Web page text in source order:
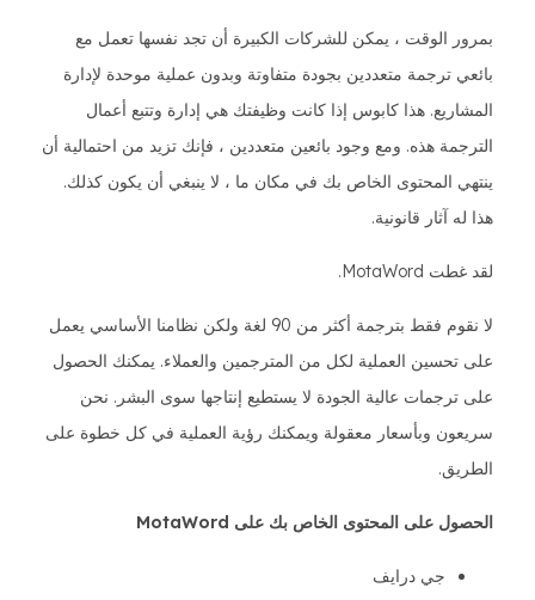
بمرور الوقت ، يمكن للشركات الكبيرة أن تجد نفسها تعمل مع
بائعي ترجمة متعددين بجودة متفاوتة وبدون عملية موحدة لإدارة
المشاريع. هذا كابوس إذا كانت وظيفتك هي إدارة وتتبع أعمال
الترجمة هذه. ومع وجود بائعين متعددين ، فإنك تزيد من احتمالية أن
ينتهي المحتوى الخاص بك في مكان ما ، لا ينبغي أن يكون كذلك.
هذا له آثار قانونية.
لقد غطت MotaWord.
لا نقوم فقط بترجمة أكثر من 90 لغة ولكن نظامنا الأساسي يعمل
على تحسين العملية لكل من المترجمين والعملاء. يمكنك الحصول
على ترجمات عالية الجودة لا يستطيع إنتاجها سوى البشر. نحن
سريعون وبأسعار معقولة ويمكنك رؤية العملية في كل خطوة على
الطريق.
الحصول على المحتوى الخاص بك على MotaWord
جي درايف